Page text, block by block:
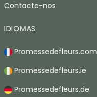
Contacte-nos
IDIOMAS
Promessedefleurs.com
Promessedefleurs.ie
Promessedefleurs.de